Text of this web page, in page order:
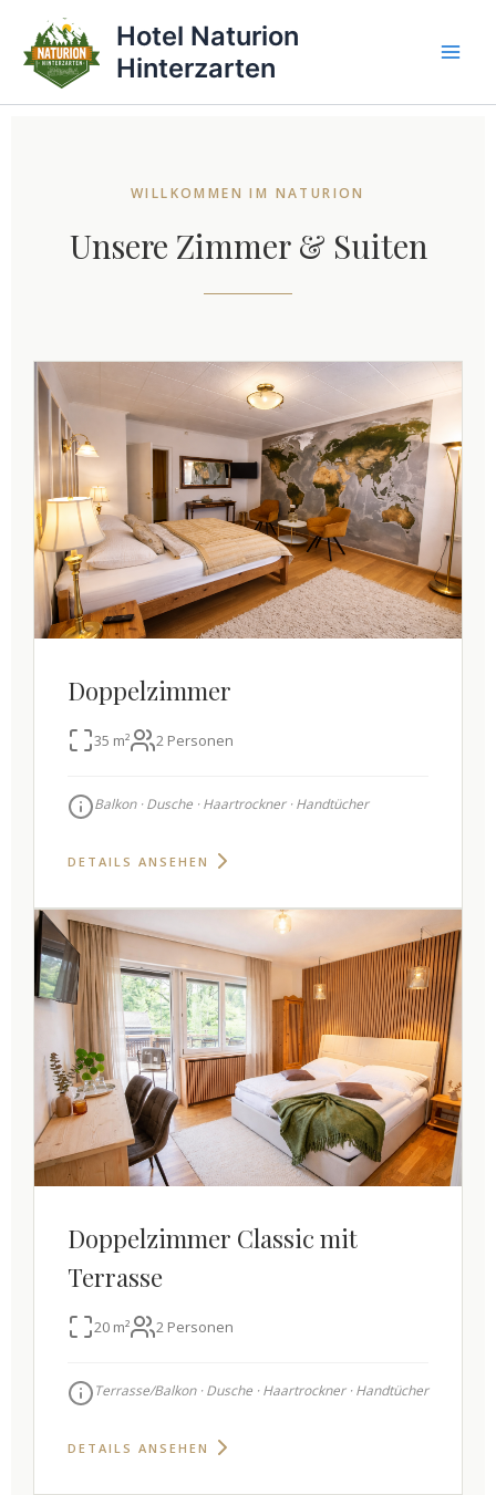
Inhalt
springen
Hotel Naturion
Hinterzarten
WILLKOMMEN IM NATURION
Unsere Zimmer & Suiten
Doppelzimmer
35 m² 2 Personen
Balkon · Dusche · Haartrockner · Handtücher
DETAILS ANSEHEN
Doppelzimmer Classic mit
Terrasse
20 m² 2 Personen
Terrasse/Balkon · Dusche · Haartrockner · Handtücher
DETAILS ANSEHEN